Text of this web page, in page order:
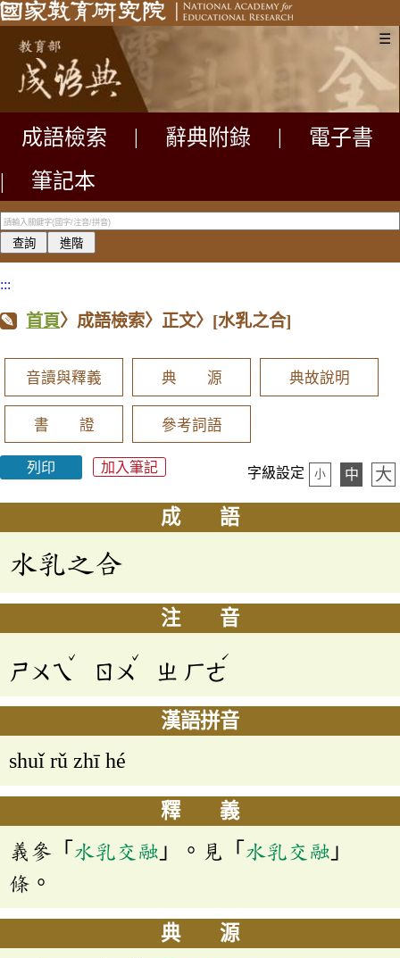
☰
成語檢索 辭典附錄
電子書
|
筆記本
:::
首頁〉成語檢索〉正文〉 [水乳之合]
音讀與釋義 典 源 典故說明
書 證 參考詞語
列印 加入筆記 字級設定 小 中 大
成 語
水乳之合
注 音
ㄕㄨㄟ
ˇ
ㄖㄨ
ˇ
ㄓ ㄏㄜ
ˊ
漢語拼音
shuǐ rǔ zhī hé
釋 義
義參「 水乳交融 」。見「 水乳交融 」
條。
典 源